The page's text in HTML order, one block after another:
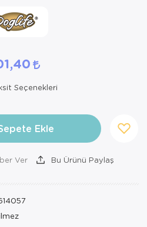
Seçenekleri
Ekle
Ver Bu Ürünü Paylaş